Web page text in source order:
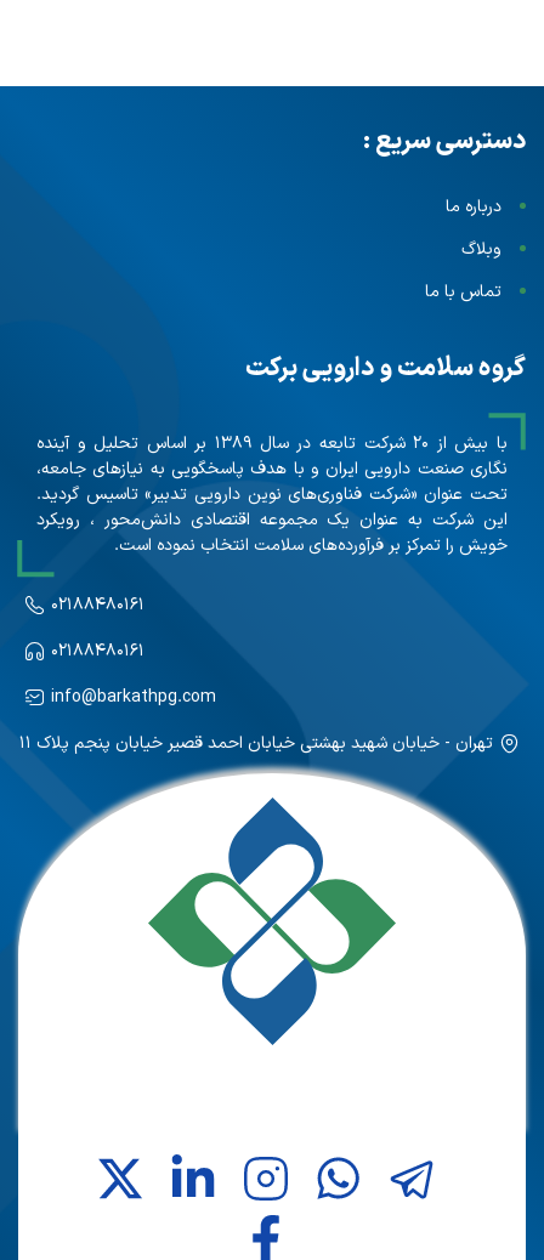
دسترسی سریع :
درباره ما
وبلاگ
تماس با ما
گروه سلامت و دارویی برکت
با بیش از ۲۰ شرکت تابعه در سال ۱۳۸۹ بر اساس تحلیل و آینده
نگاری صنعت دارویی ایران و با هدف پاسخگویی به نیازهای جامعه،
تحت عنوان «شرکت فناوری‌های نوین دارویی تدبیر» تاسیس گردید.
این شرکت به عنوان یک مجموعه اقتصادی دانش‌محور ، رویکرد
خویش را تمرکز بر فرآورده‌های سلامت انتخاب نموده است.
۰۲۱۸۸۴۸۰۱۶۱
۰۲۱۸۸۴۸۰۱۶۱
info@barkathpg.com
تهران - خیابان شهید بهشتی خیابان احمد قصیر خیابان پنجم پلاک ۱۱